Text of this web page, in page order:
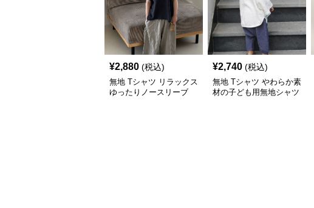
¥2,880 (税込)
無地 Tシャツ リラックス
ゆったりノースリーブ
¥2,740 (税込)
無地 Tシャツ やわらか素
材の子ども用無地シャツ